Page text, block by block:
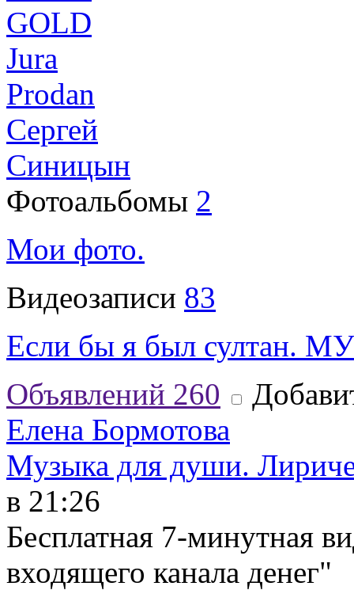
GOLD
Jura
Prodan
Сергей
Синицын
Фотоальбомы 2
Мои фото.
Видеозаписи 83
Если бы я был султан.
Объявлений 260
Елена Бормотова
Музыка для души.
в 21:26
Бесплатная 7-минутная
входящего канала денег"